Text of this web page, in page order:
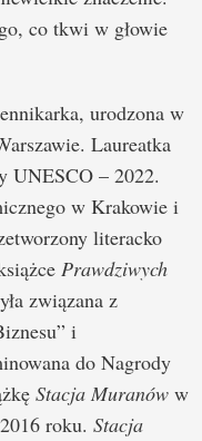
co tkwi w głowie
urodzona w
Laureatka
UNESCO – 2022.
w Krakowie i
literacko
Prawdziwych
związana z
i
do Nagrody
Stacja Muranów w
roku. Stacja